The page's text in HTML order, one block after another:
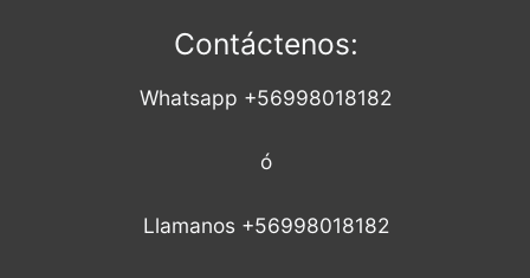
Contáctenos:
Whatsapp +56998018182
ó
Llamanos +56998018182